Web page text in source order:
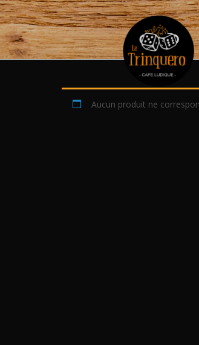
Skip
to
content
Aucun produit ne